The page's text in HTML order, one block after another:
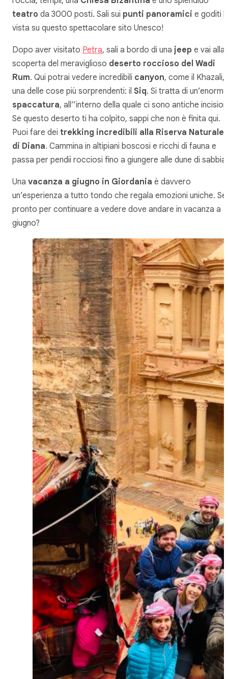
teatro da 3000 posti. Sali sui punti panoramici e goditi
vista su questo spettacolare sito Unesco!
Dopo aver visitato Petra, sali a bordo di una jeep e vai alla
scoperta del meraviglioso deserto roccioso del Wadi
Rum. Qui potrai vedere incredibili canyon, come il Khazali,
una delle cose più sorprendenti: il Siq. Si tratta di un’enorme
spaccatura, all’’interno della quale ci sono antiche
Se questo deserto ti ha colpito, sappi che non è finita qui.
Puoi fare dei trekking incredibili alla Riserva Naturale
di Diana. Cammina in altipiani boscosi e ricchi di fauna e
passa per pendii rocciosi fino a giungere alle dune di
Una vacanza a giugno in Giordania è davvero
un’esperienza a tutto tondo che regala emozioni uniche. Sei
pronto per continuare a vedere dove andare in vacanza a
giugno?